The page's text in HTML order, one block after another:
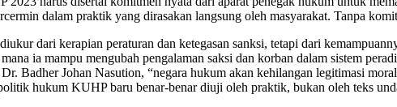
dalam praktik yang dirasakan langsung oleh masyarakat. Tanpa
dari kerapian peraturan dan ketegasan sanksi, tetapi dari
ia mampu mengubah pengalaman saksi dan korban dalam sistem
Badher Johan Nasution, “negara hukum akan kehilangan legitimasi
hukum KUHP baru benar-benar diuji oleh praktik, bukan oleh teks